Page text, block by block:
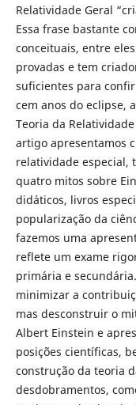
Relatividade Geral
Essa frase bastante
conceituais, entre
provadas e tem
suficientes para
cem anos do eclipse,
Teoria da
artigo apresentamos
relatividade especial,
quatro mitos sobre
didáticos, livros
popularização da
fazemos uma
reflete um exame
primária e
minimizar a
mas desconstruir o
Albert Einstein e
posições científicas,
construção da teoria
desdobramentos,